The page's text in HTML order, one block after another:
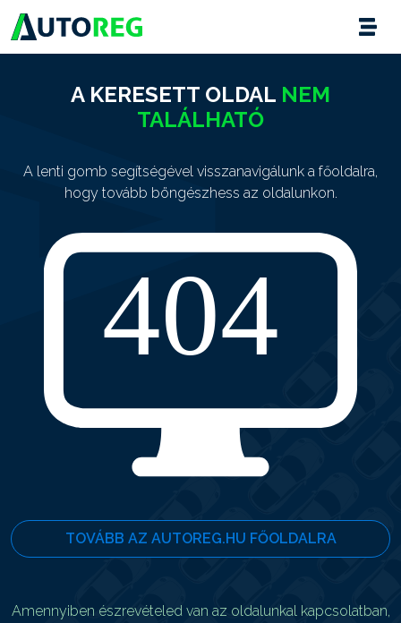
A KERESETT OLDAL NEM
TALÁLHATÓ
A lenti gomb segítségével visszanavigálunk a főoldalra,
hogy tovább böngészhess az oldalunkon.
TOVÁBB AZ AUTOREG.HU FŐOLDALRA
Amennyiben észrevételed van az oldalunkal kapcsolatban,